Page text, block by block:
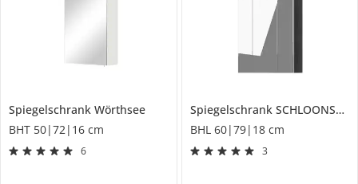
Spiegelschrank Wörthsee
BHT 50|72|16 cm
6
Spiegelschrank SCHLOONSEE, Breite 60cm, inkl. Beleuchtung, 3 Spiegeltüren, 9 Fächer in verschiedenen Farben erhältlich, Badmöbel, Spiegel, Badschrank, Bad
BHL 60|79|18 cm
3